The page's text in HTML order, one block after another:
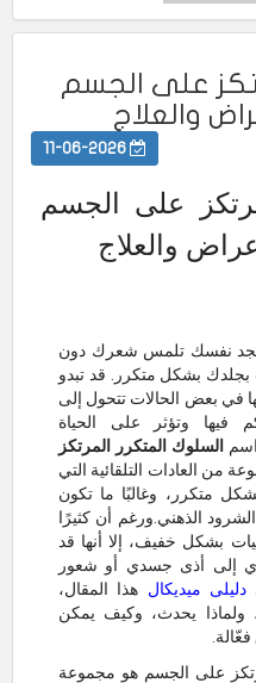
على الجسم
على الجسم
تجد نفسك تلمس شعرك دون
بشكل متكرر. قد تبدو
في بعض الحالات تتحول إلى
فيها وتؤثر على الحياة
السلوك المتكرر المرتكز
من العادات التلقائية التي
متكرر، وغالبًا ما تكون
الذهني.ورغم أن كثيرًا
بشكل خفيف، إلا أنها قد
إلى أذى جسدي أو شعور
دليلى ميديكال هذا المقال،
ولماذا يحدث، وكيف يمكن
على الجسم هو مجموعة